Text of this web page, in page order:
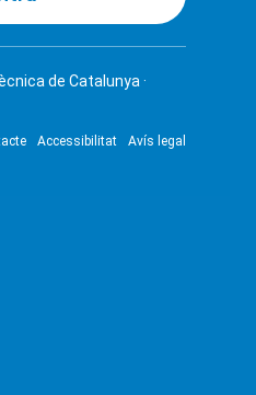
de Catalunya ·
Accessibilitat Avís legal